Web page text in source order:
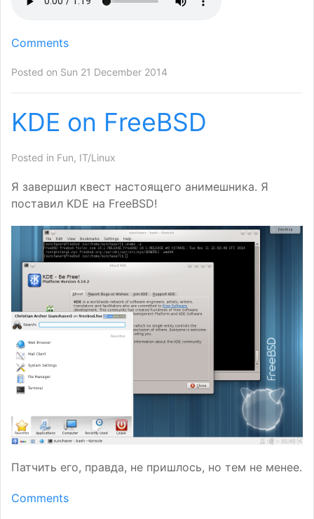
Comments
Posted on Sun 21 December 2014
KDE on FreeBSD
Posted in Fun, IT/Linux
Я завершил квест настоящего анимешника. Я
поставил KDE на FreeBSD!
Патчить его, правда, не пришлось, но тем не менее.
Comments